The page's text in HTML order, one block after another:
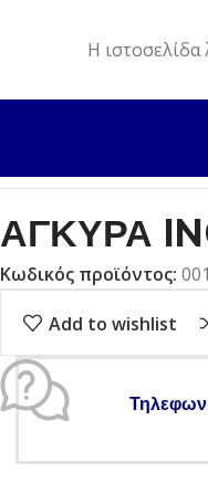
Η ιστοσελίδα
ΑΓΚΥΡΑ
Κωδικός προϊόντος:
Add to wishlist